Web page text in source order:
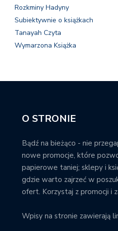
Rozkminy Hadyny
Subiektywnie o książkach
Tanayah Czyta
Wymarzona Książka
O STRONIE
Bądź na bieżąco - nie
nowe promocje, które
papierowe taniej; sklepy i
gdzie warto zajrzeć w
ofert. Korzystaj z promocji i
Wpisy na stronie zawierają